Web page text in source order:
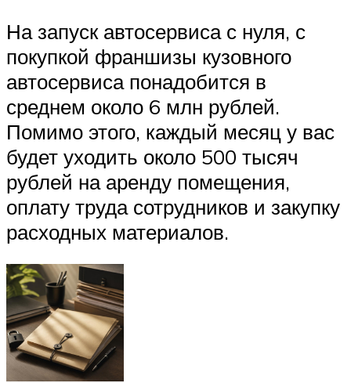
На запуск автосервиса с нуля, с
покупкой франшизы кузовного
автосервиса понадобится в
среднем около 6 млн рублей.
Помимо этого, каждый месяц у вас
будет уходить около 500 тысяч
рублей на аренду помещения,
оплату труда сотрудников и закупку
расходных материалов.